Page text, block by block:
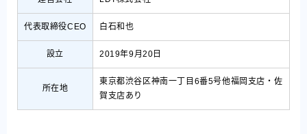
代表取締役CEO 白石和也
設立 2019年9月20日
所在地
東京都渋谷区神南一丁目6番5号他福岡支店・佐
賀支店あり